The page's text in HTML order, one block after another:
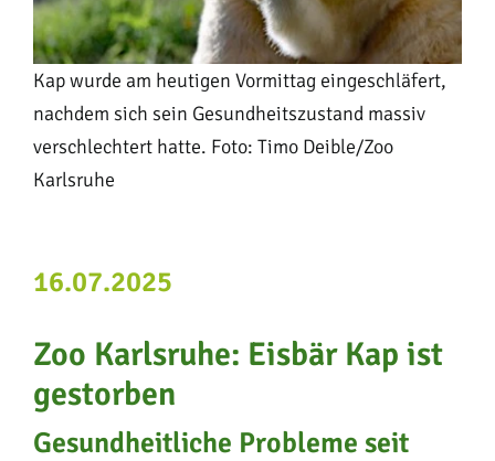
Kap wurde am heutigen Vormittag eingeschläfert,
nachdem sich sein Gesundheitszustand massiv
verschlechtert hatte. Foto: Timo Deible/Zoo
Karlsruhe
16.07.2025
Zoo Karlsruhe: Eisbär Kap ist
gestorben
Gesundheitliche Probleme seit